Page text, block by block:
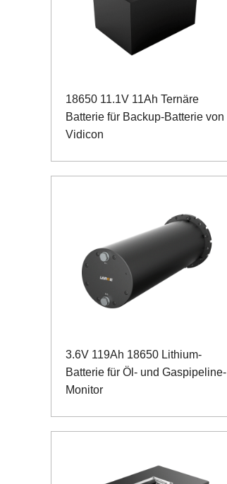
18650 11.1V 11Ah Ternäre
Batterie für Backup-Batterie von
Vidicon
3.6V 119Ah 18650 Lithium-
Batterie für Öl- und Gaspipeline-
Monitor